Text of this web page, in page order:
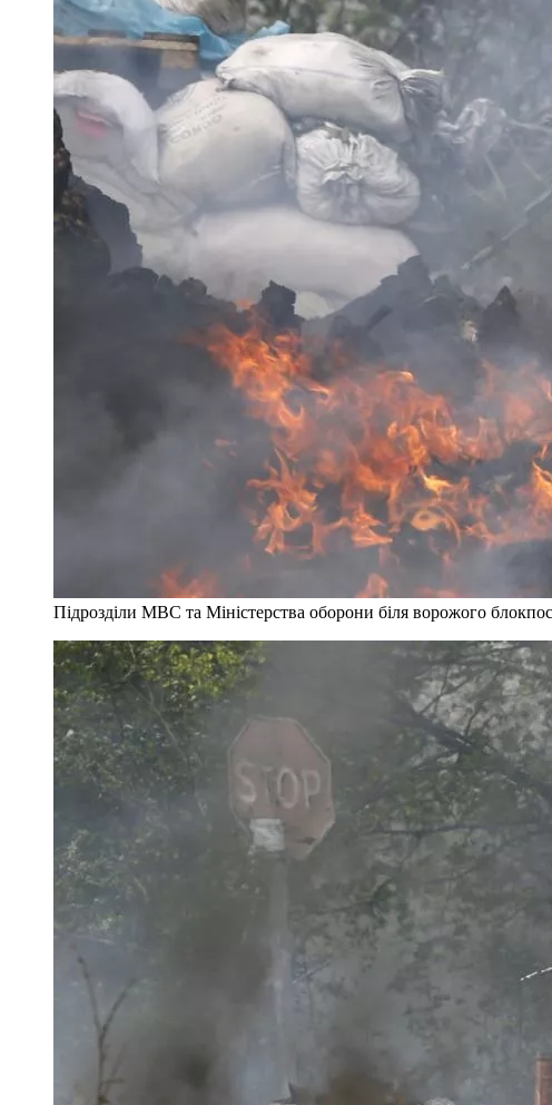
Підрозділи МВС та Міністерства оборони біля ворожого